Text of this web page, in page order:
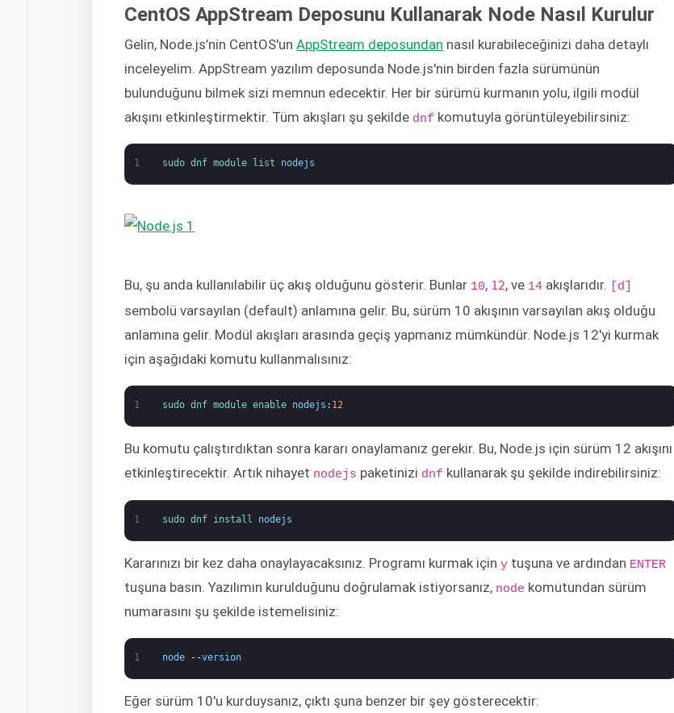
CentOS AppStream Deposunu Kullanarak Node Nasıl Kurulur
Gelin, Node.js’nin CentOS'unAppStream deposundan nasıl kurabileceğinizi daha detaylı
inceleyelim. AppStream yazılım deposunda Node.js'nin birden fazla sürümünün
bulunduğunu bilmek sizi memnun edecektir. Her bir sürümü kurmanın yolu, ilgili modül
akışını etkinleştirmektir. Tüm akışları şu şekilde dnf komutuyla görüntüleyebilirsiniz:
1 sudo dnf module list nodejs
Bu, şu anda kullanılabilir üç akış olduğunu gösterir. Bunlar 10, 12, ve 14 akışlarıdır. [d]
sembolü varsayılan (default) anlamına gelir. Bu, sürüm 10 akışının varsayılan akış olduğu
anlamına gelir. Modül akışları arasında geçiş yapmanız mümkündür. Node.js 12'yi kurmak
için aşağıdaki komutu kullanmalısınız:
1 sudo dnf module enable nodejs : 12
Bu komutu çalıştırdıktan sonra kararı onaylamanız gerekir. Bu, Node.js için sürüm 12 akışını
etkinleştirecektir. Artık nihayet nodejs paketinizi dnf kullanarak şu şekilde indirebilirsiniz:
1 sudo dnf install nodejs
Kararınızı bir kez daha onaylayacaksınız. Programı kurmak içiny tuşuna ve ardından ENTER
tuşuna basın. Yazılımın kurulduğunu doğrulamak istiyorsanız, node komutundan sürüm
numarasını şu şekilde istemelisiniz:
1 node --version
Eğer sürüm 10'u kurduysanız, çıktı şuna benzer bir şey gösterecektir: